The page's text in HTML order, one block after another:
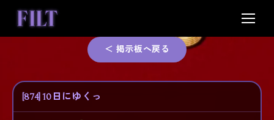
content
＜ 掲示板へ戻る
[874] 10日にゆくっ